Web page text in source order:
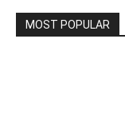
MOST POPULAR